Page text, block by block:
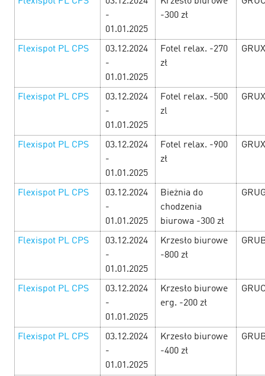
Зарядитесь новогодним настроением
с e-commerce офферами! 28 December’24
Весь декабрь до самого Нового Года в Cityads — время
чудес! Новогодняя суматоха уже в разгаре, а значит
пришло время заработать! Вас ждут повышенные
ставки, специальные промокоды и нов…
LEARN MORE
-
01.01.2025
-300 zł
Flexispot PL CPS
03.12.2024
-
01.01.2025
Fotel relax. -270
zł
Flexispot PL CPS
03.12.2024
-
01.01.2025
Fotel relax. -500
zl
Flexispot PL CPS
03.12.2024
-
01.01.2025
Fotel relax. -900
zł
Flexispot PL CPS
03.12.2024
-
01.01.2025
Bieżnia do
chodzenia
biurowa -300 zł
Flexispot PL CPS
03.12.2024
-
01.01.2025
Krzesło biurowe
-800 zł
Flexispot PL CPS
03.12.2024
-
01.01.2025
Krzesło biurowe
erg. -200 zł
Flexispot PL CPS
03.12.2024
-
01.01.2025
Krzesło biurowe
-400 zł